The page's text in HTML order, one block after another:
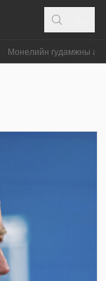
Монелийн гудамжны